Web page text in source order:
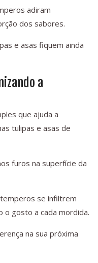
adiram
dos sabores.
e asas fiquem ainda
a
que ajuda a
tulipas e asas de
furos na superfície da
se infiltrem
o gosto a cada mordida.
na sua próxima